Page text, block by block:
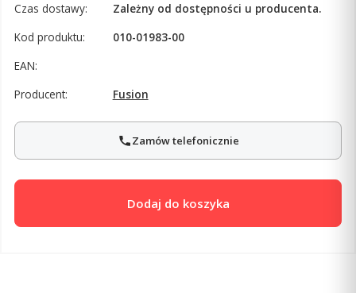
Czas dostawy:
Zależny od dostępności u producenta.
Kod produktu:
010-01983-00
EAN:
Producent:
Fusion
Zamów telefonicznie
Dodaj do koszyka